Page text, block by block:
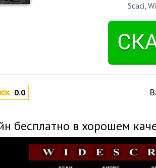
Scaci,
0.0
бесплатно в хорошем